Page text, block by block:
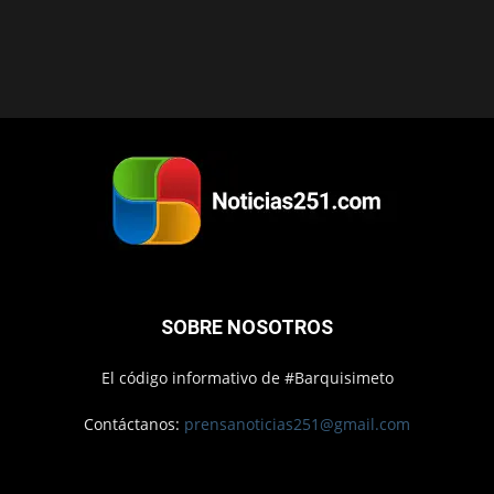
SOBRE NOSOTROS
El código informativo de #Barquisimeto
Contáctanos: prensanoticias251@gmail.com